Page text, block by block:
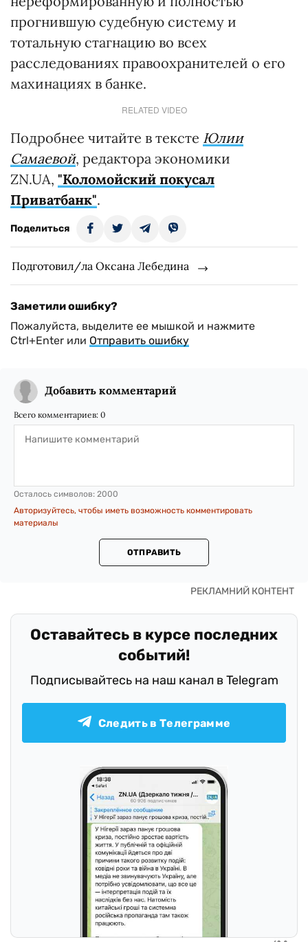
прогнившую судебную систему и
тотальную стагнацию во всех
расследованиях правоохранителей о его
махинациях в банке.
RELATED VIDEO
Подробнее читайте в тексте Юлии
Самаевой, редактора экономики
ZN.UA, "Коломойский покусал
Приватбанк".
Поделиться
Подготовил/ла Оксана Лебедина
Заметили ошибку?
Пожалуйста, выделите ее мышкой и нажмите
Ctrl+Enter или Отправить ошибку
Добавить комментарий
Всего комментариев: 0
Осталось символов: 2000
Авторизуйтесь, чтобы иметь возможность комментировать
материалы
ОТПРАВИТЬ
Оставайтесь в курсе последних
событий!
Подписывайтесь на наш канал в Telegram
Следить в Телеграмме